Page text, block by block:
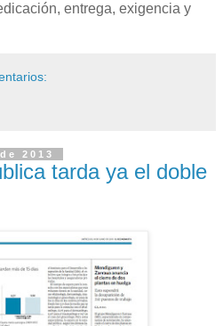
entrega, exigencia y
2013
tarda ya el doble